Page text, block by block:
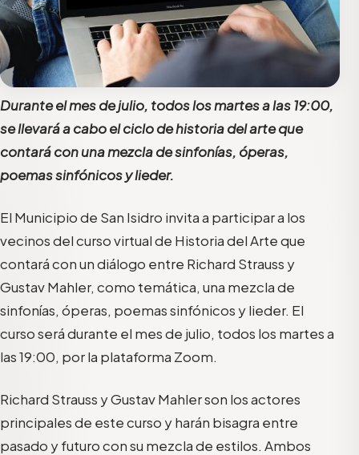
Durante el mes de julio, todos los martes a las 19:00,
se llevará a cabo el ciclo de historia del arte que
contará con una mezcla de sinfonías, óperas,
poemas sinfónicos y lieder.
El Municipio de San Isidro invita a participar a los
vecinos del curso virtual de Historia del Arte que
contará con un diálogo entre Richard Strauss y
Gustav Mahler, como temática, una mezcla de
sinfonías, óperas, poemas sinfónicos y lieder. El
curso será durante el mes de julio, todos los martes a
las 19:00, por la plataforma Zoom.
Richard Strauss y Gustav Mahler son los actores
principales de este curso y harán bisagra entre
pasado y futuro con su mezcla de estilos. Ambos